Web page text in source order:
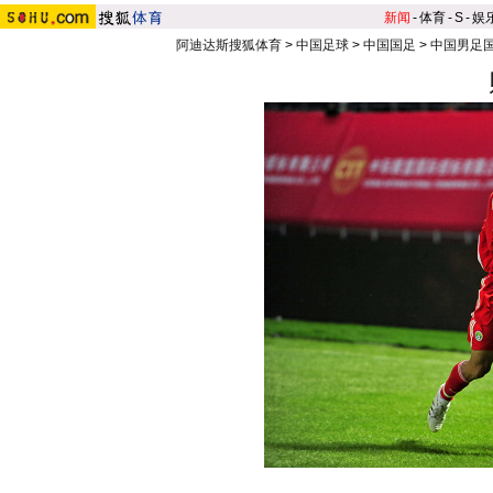
新闻 -体育-S-娱
阿迪达斯搜狐体育> 中国足球> 中国国足 > 中国男足